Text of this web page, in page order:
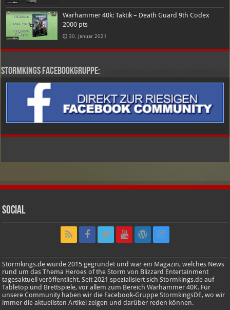
Warhammer 40k: Taktik – Death Guard 9th Codex
2000 pts
30. Januar 2021
Stormkings Facebookgruppe:
Social
Stormkings.de wurde 2015 gegründet und war ein Magazin, welches News
rund um das Thema Heroes of the Storm von Blizzard Entertainment
tagesaktuell veröffentlicht. Seit 2021 spezialisiert sich Stormkings.de auf
Tabletop und Brettspiele, vor allem zum Bereich Warhammer 40K. Für
unsere Community haben wir die Facebook-Gruppe StormkingsDE, wo wir
immer die aktuellsten Artikel zeigen und darüber reden können.